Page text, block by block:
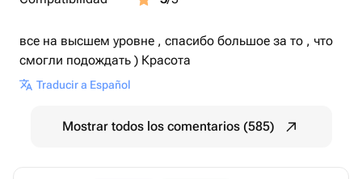
все на высшем уровне , спасибо большое за то , что
смогли подождать ) Красота
Traducir a Español
Mostrar todos los comentarios (585)